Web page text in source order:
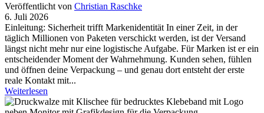
Veröffentlicht von Christian Raschke
6. Juli 2026
Einleitung: Sicherheit trifft Markenidentität In einer Zeit, in der
täglich Millionen von Paketen verschickt werden, ist der Versand
längst nicht mehr nur eine logistische Aufgabe. Für Marken ist er ein
entscheidender Moment der Wahrnehmung. Kunden sehen, fühlen
und öffnen deine Verpackung – und genau dort entsteht der erste
reale Kontakt mit...
Weiterlesen